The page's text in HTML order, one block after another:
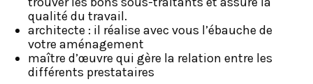
qualité du travail.
architecte : il réalise avec vous l’ébauche de
votre aménagement
maître d’œuvre qui gère la relation entre les
différents prestataires